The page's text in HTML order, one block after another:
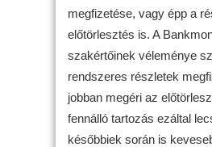
megfizetése, vagy épp a
előtörlesztés is. A
szakértőinek véleménye
rendszeres részletek
jobban megéri az
fennálló tartozás ezáltal
későbbiek során is